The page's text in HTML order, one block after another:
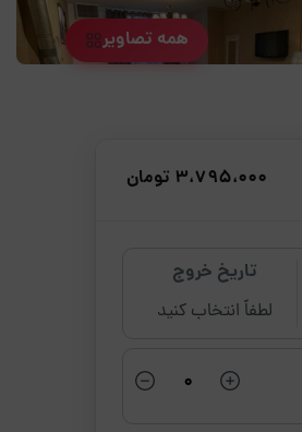
همه تصاویر
3،795،000 تومان
تاریخ خروج
لطفاً انتخاب کنید